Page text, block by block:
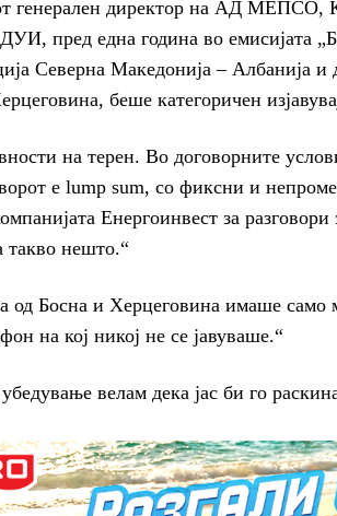
генерален директор на АД МЕПСО,
пред една година во емисијата
Северна Македонија – Албанија и
беше категоричен
на терен. Во договорните
е lump sum, со фиксни и
Енергоинвест за
такво нешто.“
од Босна и Херцеговина имаше само
на кој никој не се јавуваше.“
велам дека јас би го